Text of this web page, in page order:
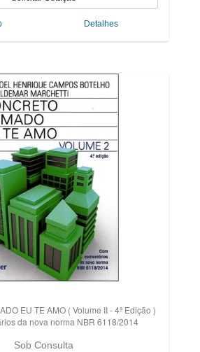
Detalhes
EU TE AMO ( Volume II - 4ª Edição )
da nova norma NBR 6118/2014
Sob Consulta